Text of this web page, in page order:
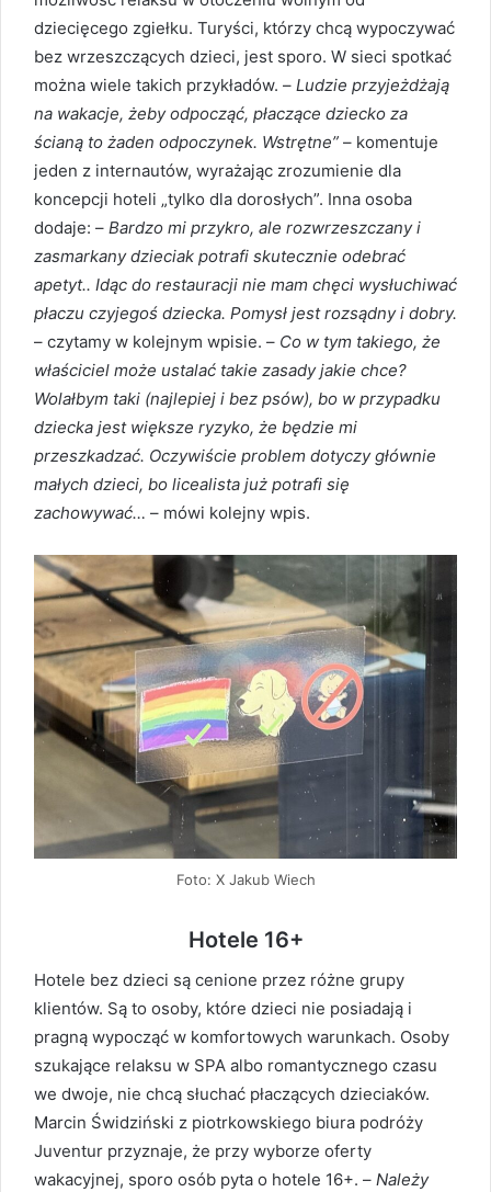
dziecięcego zgiełku. Turyści, którzy chcą wypoczywać
bez wrzeszczących dzieci, jest sporo. W sieci spotkać
można wiele takich przykładów. – Ludzie przyjeżdżają
na wakacje, żeby odpocząć, płaczące dziecko za
ścianą to żaden odpoczynek. Wstrętne” – komentuje
jeden z internautów, wyrażając zrozumienie dla
koncepcji hoteli „tylko dla dorosłych”. Inna osoba
dodaje: – Bardzo mi przykro, ale rozwrzeszczany i
zasmarkany dzieciak potrafi skutecznie odebrać
apetyt.. Idąc do restauracji nie mam chęci wysłuchiwać
płaczu czyjegoś dziecka. Pomysł jest rozsądny i dobry.
– czytamy w kolejnym wpisie. – Co w tym takiego, że
właściciel może ustalać takie zasady jakie chce?
Wolałbym taki (najlepiej i bez psów), bo w przypadku
dziecka jest większe ryzyko, że będzie mi
przeszkadzać. Oczywiście problem dotyczy głównie
małych dzieci, bo licealista już potrafi się
zachowywać… – mówi kolejny wpis.
Foto: X Jakub Wiech
Hotele 16+
Hotele bez dzieci są cenione przez różne grupy
klientów. Są to osoby, które dzieci nie posiadają i
pragną wypocząć w komfortowych warunkach. Osoby
szukające relaksu w SPA albo romantycznego czasu
we dwoje, nie chcą słuchać płaczących dzieciaków.
Marcin Świdziński z piotrkowskiego biura podróży
Juventur przyznaje, że przy wyborze oferty
wakacyjnej, sporo osób pyta o hotele 16+. – Należy